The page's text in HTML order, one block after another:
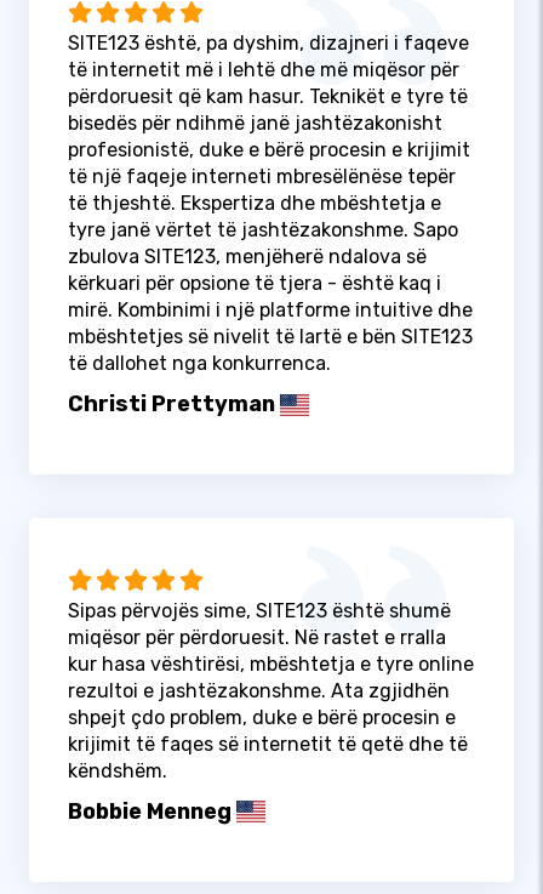
SITE123 është, pa dyshim, dizajneri i faqeve
të internetit më i lehtë dhe më miqësor për
përdoruesit që kam hasur. Teknikët e tyre të
bisedës për ndihmë janë jashtëzakonisht
profesionistë, duke e bërë procesin e krijimit
të një faqeje interneti mbresëlënëse tepër
të thjeshtë. Ekspertiza dhe mbështetja e
tyre janë vërtet të jashtëzakonshme. Sapo
zbulova SITE123, menjëherë ndalova së
kërkuari për opsione të tjera - është kaq i
mirë. Kombinimi i një platforme intuitive dhe
mbështetjes së nivelit të lartë e bën SITE123
të dallohet nga konkurrenca.
Christi Prettyman
Sipas përvojës sime, SITE123 është shumë
miqësor për përdoruesit. Në rastet e rralla
kur hasa vështirësi, mbështetja e tyre online
rezultoi e jashtëzakonshme. Ata zgjidhën
shpejt çdo problem, duke e bërë procesin e
krijimit të faqes së internetit të qetë dhe të
këndshëm.
Bobbie Menneg